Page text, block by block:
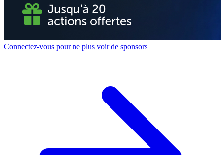
Connectez-vous pour ne plus voir de sponsors